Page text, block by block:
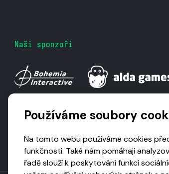
Naši sponzoři
Používáme soubory
Na tomto webu používáme cookies
funkčnosti. Také nám pomáhají
řadě slouží k poskytování funkcí